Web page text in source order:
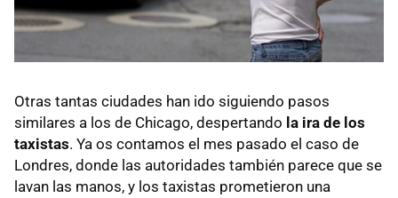
Otras tantas ciudades han ido siguiendo pasos
similares a los de Chicago, despertando la ira de los
taxistas. Ya os contamos el mes pasado el caso de
Londres, donde las autoridades también parece que se
lavan las manos, y los taxistas prometieron una